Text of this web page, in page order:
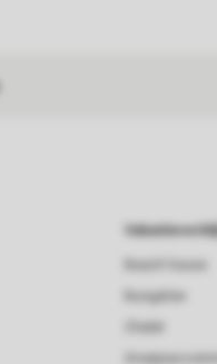
Vakantieverblijf